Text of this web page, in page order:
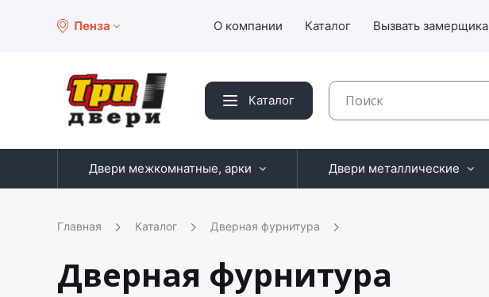
Пенза О компании Каталог Вызвать замерщика
Каталог
Двери межкомнатные, арки Двери металлические
Главная Каталог Дверная фурнитура
Дверная фурнитура